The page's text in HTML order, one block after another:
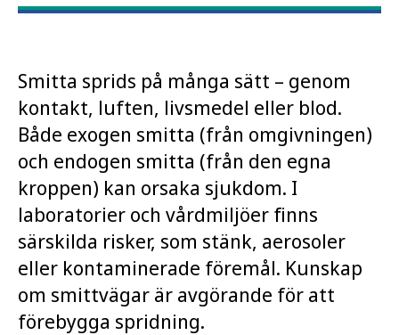
Smitta sprids på många sätt – genom
kontakt, luften, livsmedel eller blod.
Både exogen smitta (från omgivningen)
och endogen smitta (från den egna
kroppen) kan orsaka sjukdom. I
laboratorier och vårdmiljöer finns
särskilda risker, som stänk, aerosoler
eller kontaminerade föremål. Kunskap
om smittvägar är avgörande för att
förebygga spridning.